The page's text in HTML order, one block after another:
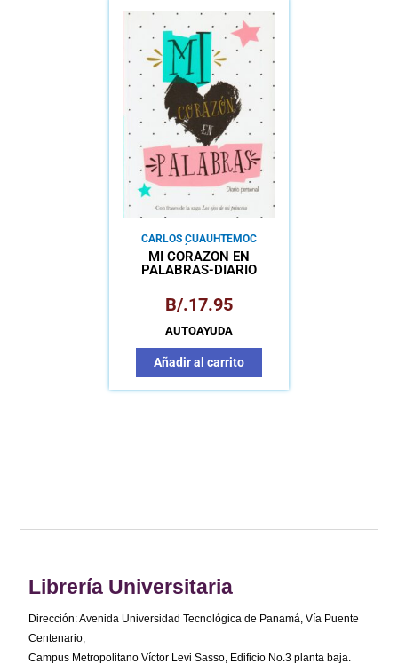
CARLOS CUAUHTÉMOC
SÁNCHEZ
MI CORAZÓN EN
PALABRAS-DIARIO
B/.17.95
AUTOAYUDA
Añadir al carrito
Librería Universitaria
Dirección: Avenida Universidad Tecnológica de Panamá, Vía Puente
Centenario,
Campus Metropolitano Víctor Levi Sasso, Edificio No.3 planta baja.